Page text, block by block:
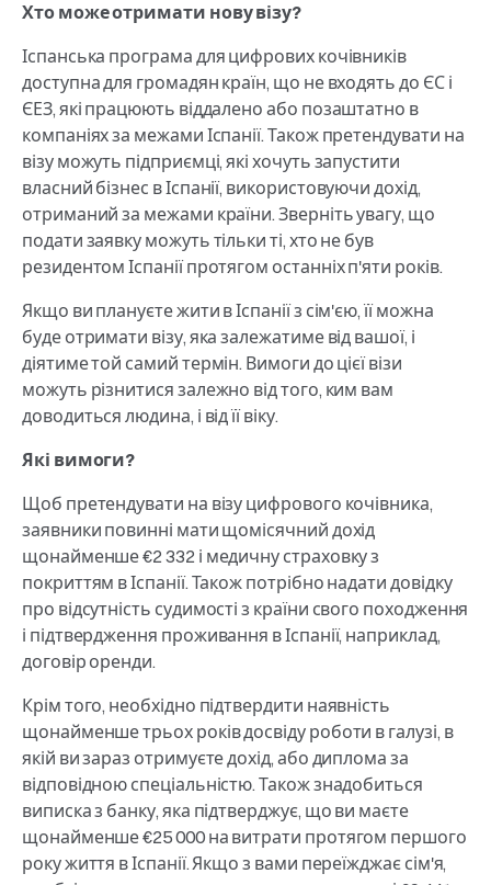
Хто може отримати нову візу?
Іспанська програма для цифрових кочівників
доступна для громадян країн, що не входять до ЄС і
ЄЕЗ, які працюють віддалено або позаштатно в
компаніях за межами Іспанії. Також претендувати на
візу можуть підприємці, які хочуть запустити
власний бізнес в Іспанії, використовуючи дохід,
отриманий за межами країни. Зверніть увагу, що
подати заявку можуть тільки ті, хто не був
резидентом Іспанії протягом останніх п'яти років.
Якщо ви плануєте жити в Іспанії з сім'єю, її можна
буде отримати візу, яка залежатиме від вашої, і
діятиме той самий термін. Вимоги до цієї візи
можуть різнитися залежно від того, ким вам
доводиться людина, і від її віку.
Які вимоги?
Щоб претендувати на візу цифрового кочівника,
заявники повинні мати щомісячний дохід
щонайменше €2 332 і медичну страховку з
покриттям в Іспанії. Також потрібно надати довідку
про відсутність судимості з країни свого походження
і підтвердження проживання в Іспанії, наприклад,
договір оренди.
Крім того, необхідно підтвердити наявність
щонайменше трьох років досвіду роботи в галузі, в
якій ви зараз отримуєте дохід, або диплома за
відповідною спеціальністю. Також знадобиться
виписка з банку, яка підтверджує, що ви маєте
щонайменше €25 000 на витрати протягом першого
року життя в Іспанії. Якщо з вами переїжджає сім'я,